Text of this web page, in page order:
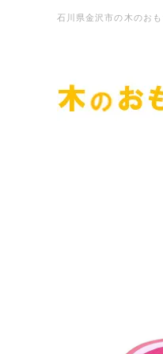
石川県金沢市の木のお